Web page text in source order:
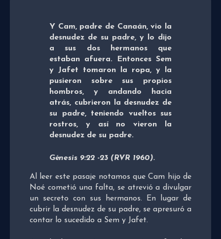
Y Cam, padre de Canaán, vio la
desnudez de su padre, y lo dijo
a sus dos hermanos que
estaban afuera. Entonces Sem
y Jafet tomaron la ropa, y la
pusieron sobre sus propios
hombros, y andando hacia
atrás, cubrieron la desnudez de
su padre, teniendo vueltos sus
rostros, y así no vieron la
desnudez de su padre.
Génesis 9:22 -23 (RVR 1960).
Al leer este pasaje notamos que Cam hijo de
Noé cometió una falta, se atrevió a divulgar
un secreto con sus hermanos. En lugar de
cubrir la desnudez de su padre, se apresuró a
contar lo sucedido a Sem y Jafet.